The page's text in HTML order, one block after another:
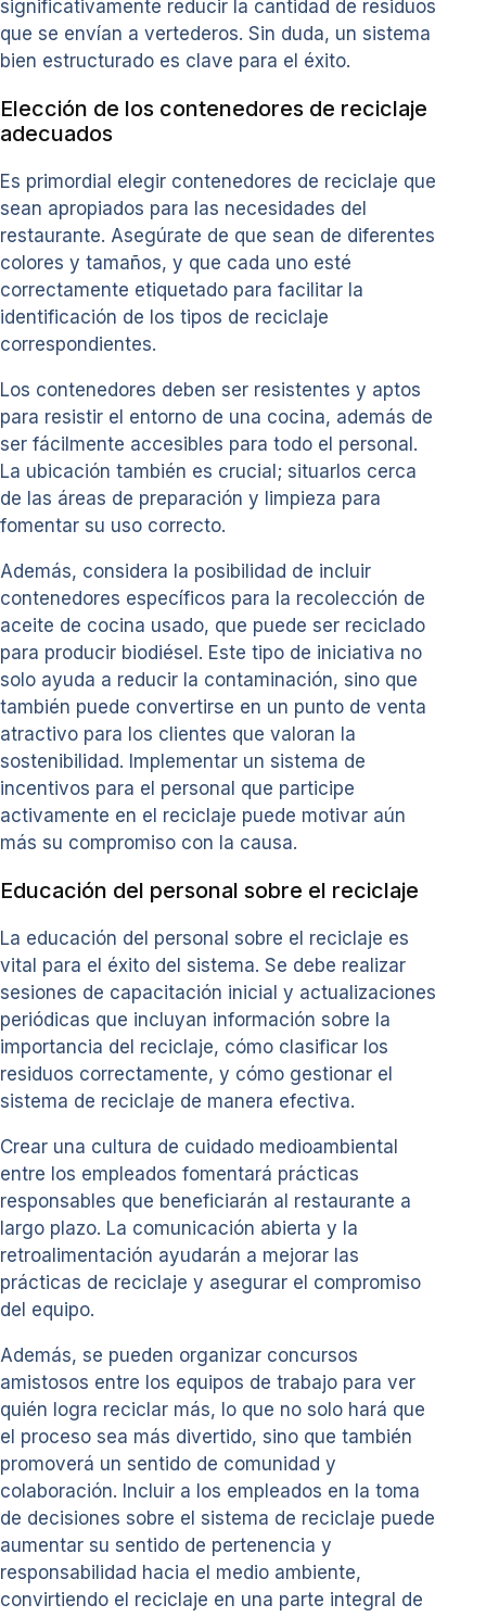
significativamente reducir la cantidad de residuos
que se envían a vertederos. Sin duda, un sistema
bien estructurado es clave para el éxito.
Elección de los contenedores de reciclaje
adecuados
Es primordial elegir contenedores de reciclaje que
sean apropiados para las necesidades del
restaurante. Asegúrate de que sean de diferentes
colores y tamaños, y que cada uno esté
correctamente etiquetado para facilitar la
identificación de los tipos de reciclaje
correspondientes.
Los contenedores deben ser resistentes y aptos
para resistir el entorno de una cocina, además de
ser fácilmente accesibles para todo el personal.
La ubicación también es crucial; situarlos cerca
de las áreas de preparación y limpieza para
fomentar su uso correcto.
Además, considera la posibilidad de incluir
contenedores específicos para la recolección de
aceite de cocina usado, que puede ser reciclado
para producir biodiésel. Este tipo de iniciativa no
solo ayuda a reducir la contaminación, sino que
también puede convertirse en un punto de venta
atractivo para los clientes que valoran la
sostenibilidad. Implementar un sistema de
incentivos para el personal que participe
activamente en el reciclaje puede motivar aún
más su compromiso con la causa.
Educación del personal sobre el reciclaje
La educación del personal sobre el reciclaje es
vital para el éxito del sistema. Se debe realizar
sesiones de capacitación inicial y actualizaciones
periódicas que incluyan información sobre la
importancia del reciclaje, cómo clasificar los
residuos correctamente, y cómo gestionar el
sistema de reciclaje de manera efectiva.
Crear una cultura de cuidado medioambiental
entre los empleados fomentará prácticas
responsables que beneficiarán al restaurante a
largo plazo. La comunicación abierta y la
retroalimentación ayudarán a mejorar las
prácticas de reciclaje y asegurar el compromiso
del equipo.
Además, se pueden organizar concursos
amistosos entre los equipos de trabajo para ver
quién logra reciclar más, lo que no solo hará que
el proceso sea más divertido, sino que también
promoverá un sentido de comunidad y
colaboración. Incluir a los empleados en la toma
de decisiones sobre el sistema de reciclaje puede
aumentar su sentido de pertenencia y
responsabilidad hacia el medio ambiente,
convirtiendo el reciclaje en una parte integral de